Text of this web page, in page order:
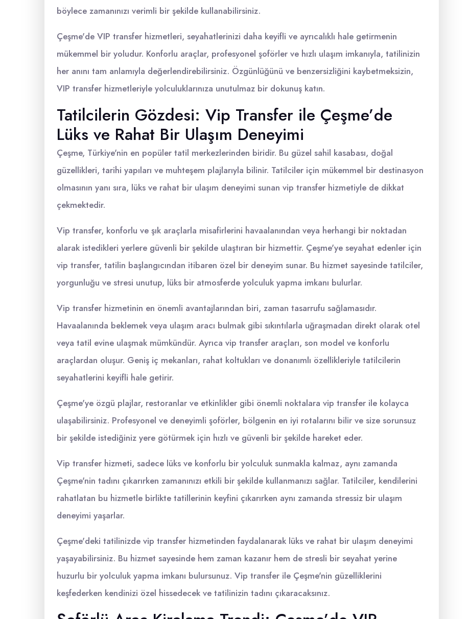
böylece zamanınızı verimli bir şekilde kullanabilirsiniz.
Çeşme'de VIP transfer hizmetleri, seyahatlerinizi daha keyifli ve ayrıcalıklı hale getirmenin
mükemmel bir yoludur. Konforlu araçlar, profesyonel şoförler ve hızlı ulaşım imkanıyla, tatilinizin
her anını tam anlamıyla değerlendirebilirsiniz. Özgünlüğünü ve benzersizliğini kaybetmeksizin,
VIP transfer hizmetleriyle yolculuklarınıza unutulmaz bir dokunuş katın.
Tatilcilerin Gözdesi: Vip Transfer ile Çeşme’de
Lüks ve Rahat Bir Ulaşım Deneyimi
Çeşme, Türkiye'nin en popüler tatil merkezlerinden biridir. Bu güzel sahil kasabası, doğal
güzellikleri, tarihi yapıları ve muhteşem plajlarıyla bilinir. Tatilciler için mükemmel bir destinasyon
olmasının yanı sıra, lüks ve rahat bir ulaşım deneyimi sunan vip transfer hizmetiyle de dikkat
çekmektedir.
Vip transfer, konforlu ve şık araçlarla misafirlerini havaalanından veya herhangi bir noktadan
alarak istedikleri yerlere güvenli bir şekilde ulaştıran bir hizmettir. Çeşme'ye seyahat edenler için
vip transfer, tatilin başlangıcından itibaren özel bir deneyim sunar. Bu hizmet sayesinde tatilciler,
yorgunluğu ve stresi unutup, lüks bir atmosferde yolculuk yapma imkanı bulurlar.
Vip transfer hizmetinin en önemli avantajlarından biri, zaman tasarrufu sağlamasıdır.
Havaalanında beklemek veya ulaşım aracı bulmak gibi sıkıntılarla uğraşmadan direkt olarak otel
veya tatil evine ulaşmak mümkündür. Ayrıca vip transfer araçları, son model ve konforlu
araçlardan oluşur. Geniş iç mekanları, rahat koltukları ve donanımlı özellikleriyle tatilcilerin
seyahatlerini keyifli hale getirir.
Çeşme'ye özgü plajlar, restoranlar ve etkinlikler gibi önemli noktalara vip transfer ile kolayca
ulaşabilirsiniz. Profesyonel ve deneyimli şoförler, bölgenin en iyi rotalarını bilir ve size sorunsuz
bir şekilde istediğiniz yere götürmek için hızlı ve güvenli bir şekilde hareket eder.
Vip transfer hizmeti, sadece lüks ve konforlu bir yolculuk sunmakla kalmaz, aynı zamanda
Çeşme'nin tadını çıkarırken zamanınızı etkili bir şekilde kullanmanızı sağlar. Tatilciler, kendilerini
rahatlatan bu hizmetle birlikte tatillerinin keyfini çıkarırken aynı zamanda stressiz bir ulaşım
deneyimi yaşarlar.
Çeşme'deki tatilinizde vip transfer hizmetinden faydalanarak lüks ve rahat bir ulaşım deneyimi
yaşayabilirsiniz. Bu hizmet sayesinde hem zaman kazanır hem de stresli bir seyahat yerine
huzurlu bir yolculuk yapma imkanı bulursunuz. Vip transfer ile Çeşme'nin güzelliklerini
keşfederken kendinizi özel hissedecek ve tatilinizin tadını çıkaracaksınız.